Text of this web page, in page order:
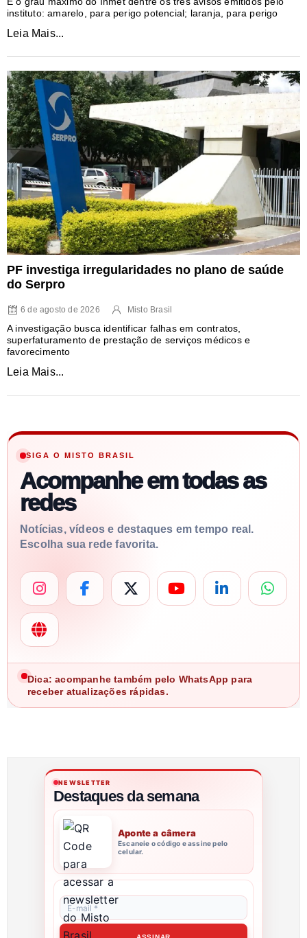
instituto: amarelo, para perigo potencial; laranja, para perigo
Leia Mais...
PF investiga irregularidades no plano de saúde
do Serpro
6 de agosto de 2026 Misto Brasil
A investigação busca identificar falhas em contratos,
superfaturamento de prestação de serviços médicos e
favorecimento
Leia Mais...
SIGA O MISTO BRASIL
Acompanhe em todas as
redes
Notícias, vídeos e destaques em tempo real.
Escolha sua rede favorita.
Dica: acompanhe também pelo WhatsApp para
receber atualizações rápidas.
NEWSLETTER
Destaques da semana
Aponte a câmera
Escaneie o código e assine pelo
celular.